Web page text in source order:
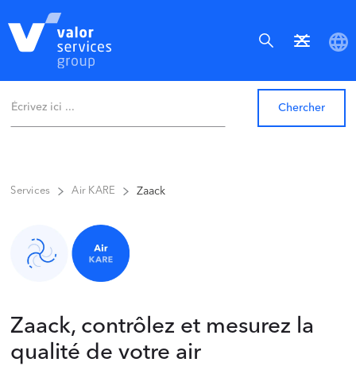
Services Air KARE Zaack
Zaack, contrôlez et mesurez la
qualité de votre air